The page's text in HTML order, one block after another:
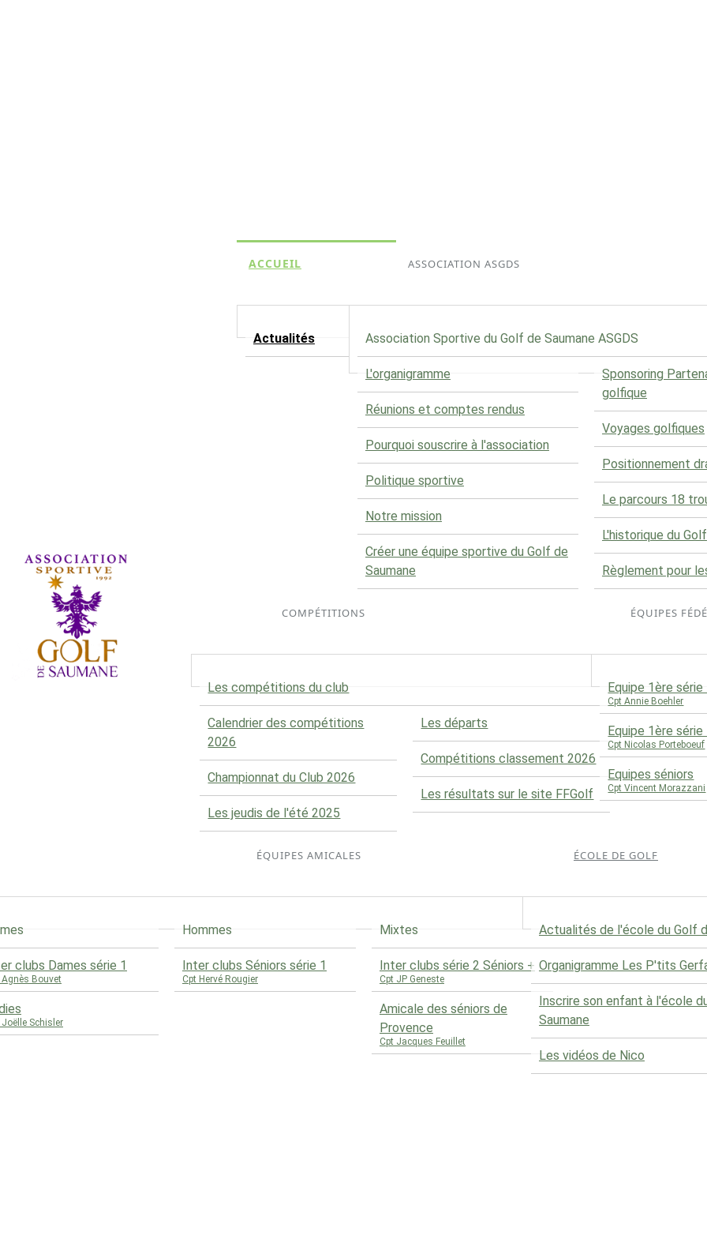
ACCUEIL
Actualités
ASSOCIATION ASGDS
Association Sportive du Golf de Saumane ASGDS
L'organigramme
Réunions et comptes rendus
Pourquoi souscrire à l'association
Politique sportive
Notre mission
Créer une équipe sportive du Golf de
Saumane
Sponsoring
golfique
Voyages golfiques
Positionnement
Le parcours 18
L'historique du Golf
Règlement pour
COMPÉTITIONS
Les compétitions du club
Calendrier des compétitions
2026
Championnat du Club 2026
Les jeudis de l'été 2025
Les départs
Compétitions classement 2026
Les résultats sur le site FFGolf
ÉQUIPES
Equipe 1ère série
Cpt Annie Boehler
Equipe 1ère série
Cpt Nicolas Porteboeuf
Equipes séniors
Cpt Vincent Morazzani
ÉQUIPES AMICALES
clubs Dames série 1
Agnès Bouvet
Joëlle Schisler
Hommes
Inter clubs Séniors série 1
Cpt Hervé Rougier
Mixtes
Inter clubs série 2 Séniors +
Cpt JP Geneste
Amicale des séniors de
Provence
Cpt Jacques Feuillet
ÉCOLE DE GOLF
Actualités de l'école du Golf
Organigramme Les P'tits
Inscrire son enfant à l'école
Saumane
Les vidéos de Nico